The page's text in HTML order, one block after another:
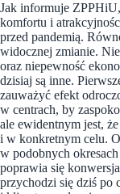
Jak informuje
komfortu i
przed pandemią.
widocznej zmianie.
oraz niepewność
dzisiaj są inne.
zauważyć efekt
w centrach, by
ale ewidentnym jest,
i w konkretnym celu.
w podobnych
poprawia się
przychodzi się dziś po